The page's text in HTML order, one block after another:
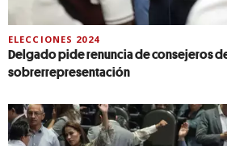
ELECCIONES 2024
Delgado pide renuncia de consejeros
sobrerrepresentación